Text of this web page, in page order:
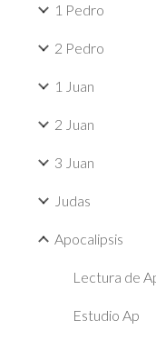
1 Pedro
2 Pedro
1 Juan
2 Juan
3 Juan
Judas
Apocalipsis
Lectura de
Estudio Ap